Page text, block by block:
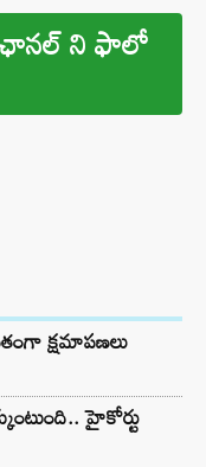
ని ఫాలో
క్షమాపణలు
హైకోర్టు